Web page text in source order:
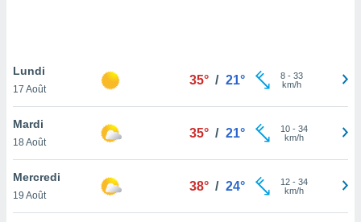
pas
de
à
cas,
que
Lundi
17 Août
35° / 21° 8- 33
km/h
Mardi
18 Août
35° / 21° 10- 34
km/h
Mercredi
19 Août
38° / 24° 12- 34
km/h